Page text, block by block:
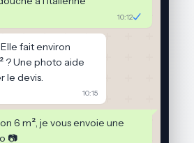
10:12
fait environ
? Une photo aide
le devis.
10:15
6 m², je vous envoie une
📷